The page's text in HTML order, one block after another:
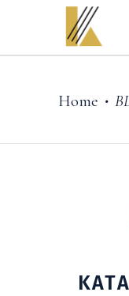
Home •